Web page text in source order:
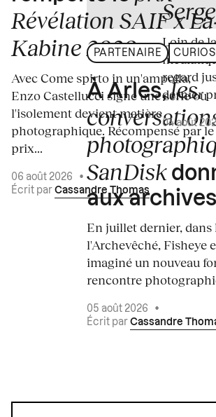
Révélation SAIF x La
Kabine 2026
Avec Come spirto in un'ampolla,
Enzo Castellucci signe une série où
l'isolement devient matière
photographique. Récompensé par le
prix...
06 août 2026
•
Écrit par Cassandre Thomas
PARTENAIRE
À Arles,les
SanDisk
aux archives
En juillet dernier, dans
l'Archevêché, Fisheye
imaginé un nouveau
rencontre
05 août 2026
•
Écrit par Cassandre
Loin de
regard
dernier
04 août